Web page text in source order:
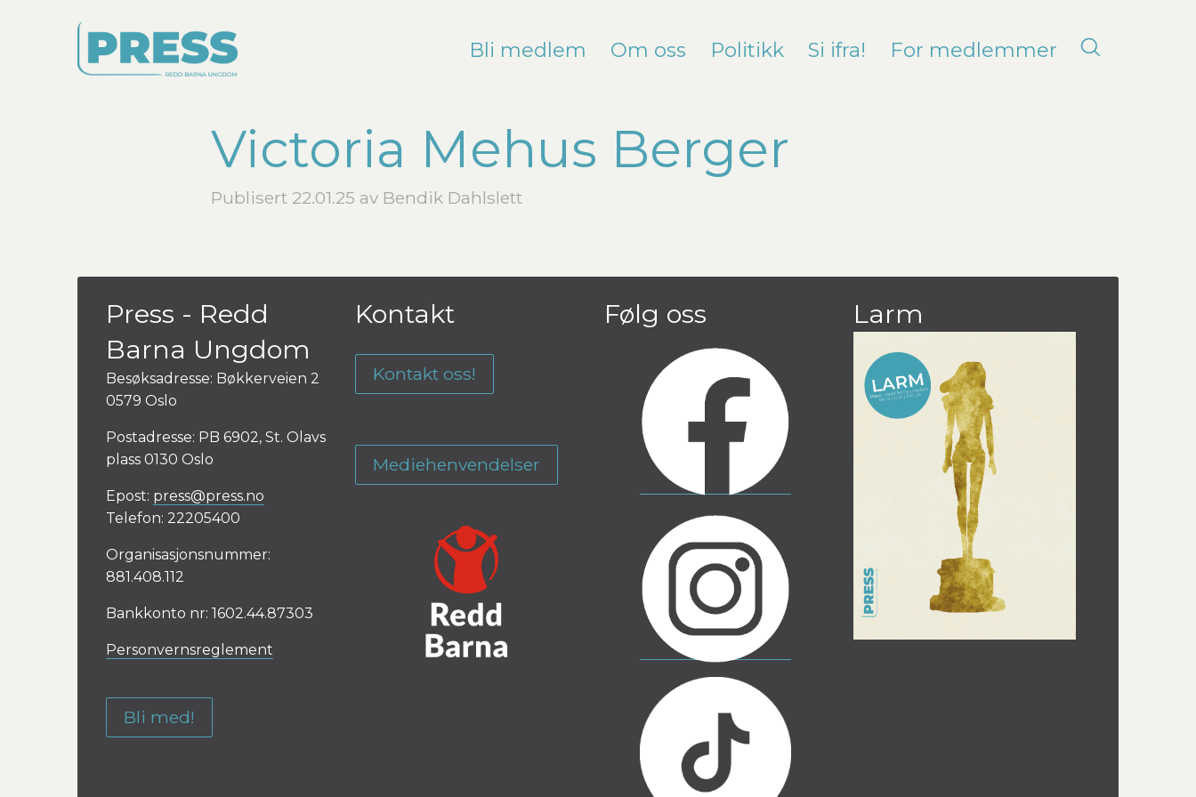
Bli medlem Om oss Politikk Si ifra! For medlemmer
Victoria Mehus Berger
Publisert 22.01.25 av Bendik Dahlslett
Press - Redd
Barna Ungdom
Besøksadresse: Bøkkerveien 2
0579 Oslo
Postadresse: PB 6902, St. Olavs
plass 0130 Oslo
Epost: press@press.no
Telefon: 22205400
Organisasjonsnummer:
881.408.112
Bankkonto nr: 1602.44.87303
Personvernsreglement
Bli med!
Kontakt
Kontakt oss!
Mediehenvendelser
Følg oss Larm